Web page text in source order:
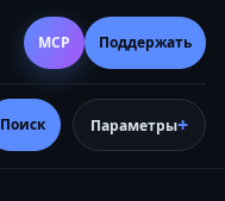
Поиск Параметры
MCP Поддержать